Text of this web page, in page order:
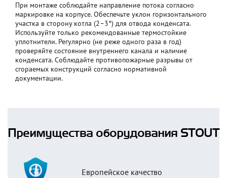
При монтаже соблюдайте направление потока согласно
маркировке на корпусе. Обеспечьте уклон горизонтального
участка в сторону котла (2–3°) для отвода конденсата.
Используйте только рекомендованные термостойкие
уплотнители. Регулярно (не реже одного раза в год)
проверяйте состояние внутреннего канала и наличие
конденсата. Соблюдайте противопожарные разрывы от
сгораемых конструкций согласно нормативной
документации.
Преимущества оборудования STOUT
Европейское качество